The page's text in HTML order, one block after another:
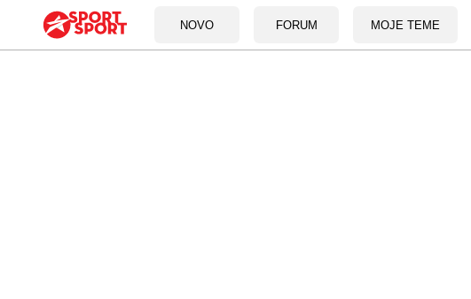
NOVO FORUM MOJE TEME